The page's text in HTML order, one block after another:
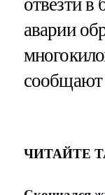
аварии
ЧИТАЙТЕ